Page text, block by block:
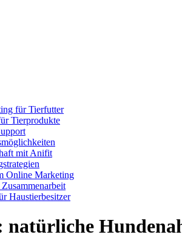
für Tierfutter
Tierprodukte
mit Anifit
Online Marketing
Haustierbesitzer
natürliche